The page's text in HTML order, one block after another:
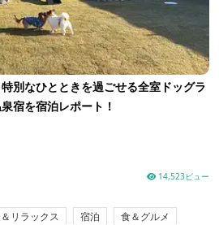
特別なひとときを過ごせる全室ドッグラ
宿を宿泊レポート！
14,523ビュー
リラックス 宿泊 食＆グルメ